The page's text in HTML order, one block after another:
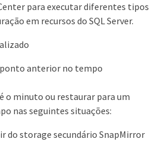
para executar diferentes tipos
em recursos do SQL Server.
anterior no tempo
o minuto ou restaurar para um
nas seguintes situações:
do storage secundário SnapMirror